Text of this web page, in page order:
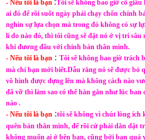
- Nếu tôi là bạn Tôi sẽ không bao giờ cố
ai đó để rồi suốt ngày phải chạy chốn chính
nghìn sự lựa chọn mà trong đó không có sự
lí do nào đó, thì tôi cũng sẽ đặt nó ở vị trí
khi đương đầu với chính bản thân mình.
- Nếu tôi là bạn : Tôi sẽ không bao giờ
mà chỉ bạn mới biết.Dẫu rằng nó sẽ được bỏ
vô hình được dựng lên mà không cách nào
đã vỡ thì làm sao có thể hàn gắn như lúc
nào .
- Nếu tôi là bạn :tôi sẽ không vì chút lòng
quên bản thân mình, để rồi cứ phải dằn dặt
không muốn ai ở bên bạn, cũng bởi bạn quá